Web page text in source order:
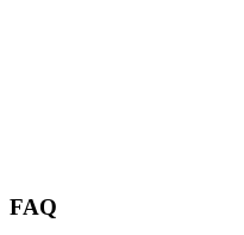
FAQ